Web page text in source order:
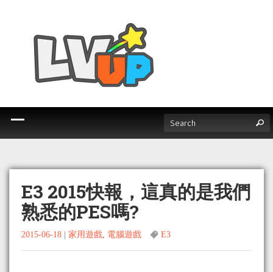
E3 2015快報，這真的是我們
熟悉的PES嗎?
2015-06-18 家用遊戲, 電腦遊戲 E3